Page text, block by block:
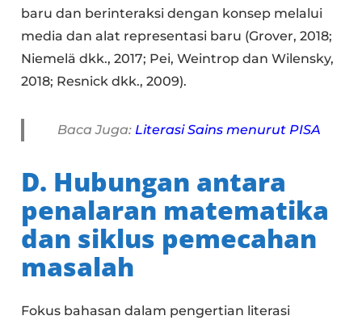
baru dan berinteraksi dengan konsep melalui
media dan alat representasi baru (Grover, 2018;
Niemelä dkk., 2017; Pei, Weintrop dan Wilensky,
2018; Resnick dkk., 2009).
Baca Juga: Literasi Sains menurut PISA
D. Hubungan antara
penalaran matematika
dan siklus pemecahan
masalah
Fokus bahasan dalam pengertian literasi